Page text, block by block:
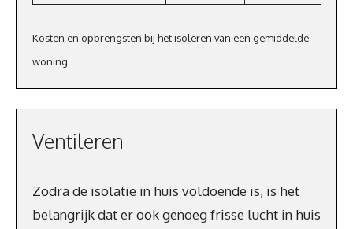
Kosten en opbrengsten bij het isoleren van een gemiddelde
woning.
Ventileren
Zodra de isolatie in huis voldoende is, is het
belangrijk dat er ook genoeg frisse lucht in huis